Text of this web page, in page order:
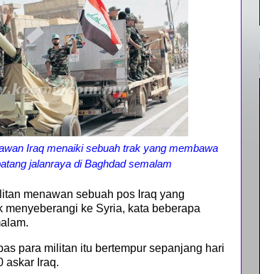
Iraq menaiki sebuah trak yang membawa
jalanraya di Baghdad semalam
menawan sebuah pos Iraq yang
ke Syria, kata beberapa
para militan itu bertempur sepanjang hari
askar Iraq.